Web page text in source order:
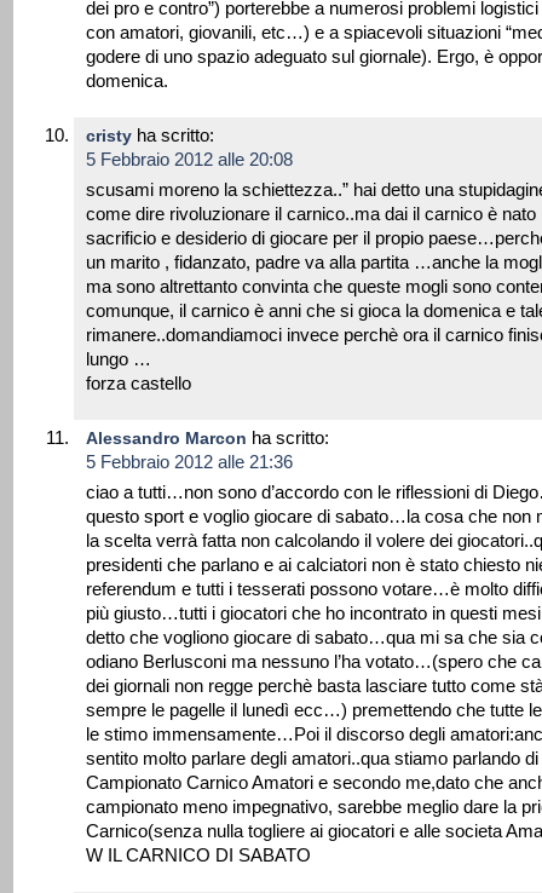
dei pro e contro”) porterebbe a numerosi problemi
con amatori, giovanili, etc…) e a spiacevoli situazioni
godere di uno spazio adeguato sul giornale). Ergo, è
domenica.
cristy ha scritto:
5 Febbraio 2012 alle 20:08
scusami moreno la schiettezza..” hai detto una
come dire rivoluzionare il carnico..ma dai il carnico è
sacrificio e desiderio di giocare per il propio
un marito , fidanzato, padre va alla partita …anche la
ma sono altrettanto convinta che queste mogli sono
comunque, il carnico è anni che si gioca la domenica e
rimanere..domandiamoci invece perchè ora il carnico
lungo …
forza castello
Alessandro Marcon ha scritto:
5 Febbraio 2012 alle 21:36
ciao a tutti…non sono d’accordo con le riflessioni di
questo sport e voglio giocare di sabato…la cosa che non
la scelta verrà fatta non calcolando il volere dei
presidenti che parlano e ai calciatori non è stato chiesto
referendum e tutti i tesserati possono votare…è molto
più giusto…tutti i giocatori che ho incontrato in questi
detto che vogliono giocare di sabato…qua mi sa che sia
odiano Berlusconi ma nessuno l’ha votato…(spero che
dei giornali non regge perchè basta lasciare tutto come
sempre le pagelle il lunedì ecc…) premettendo che tutte
le stimo immensamente…Poi il discorso degli
sentito molto parlare degli amatori..qua stiamo parlando
Campionato Carnico Amatori e secondo me,dato che
campionato meno impegnativo, sarebbe meglio dare la
Carnico(senza nulla togliere ai giocatori e alle societa
W IL CARNICO DI SABATO